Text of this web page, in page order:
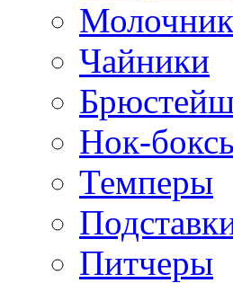
Чайники
Нок-
Темперы
Питчеры